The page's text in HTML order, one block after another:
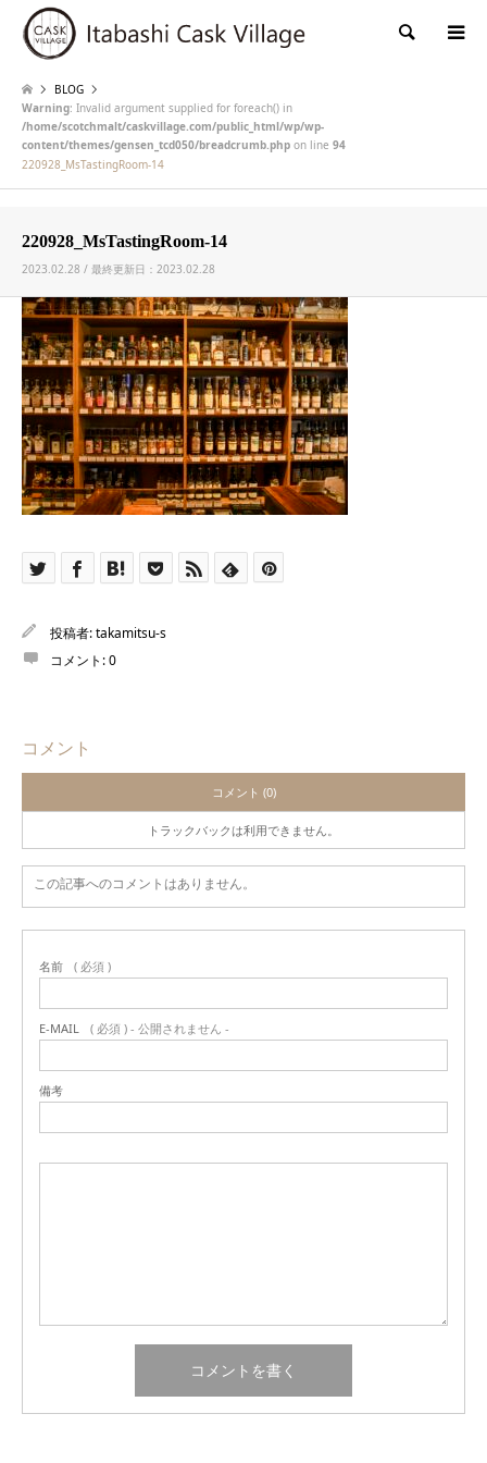
検索
BLOG
Warning: Invalid argument supplied for foreach() in
/home/scotchmalt/caskvillage.com/public_html/wp/wp-
content/themes/gensen_tcd050/breadcrumb.php on line 94
220928_MsTastingRoom-14
220928_MsTastingRoom-14
2023.02.28 / 最終更新日：2023.02.28
投稿者:takamitsu-s
コメント:0
コメント
コメント (0)
トラックバックは利用できません。
この記事へのコメントはありません。
名前 ( 必須 )
E-MAIL ( 必須 ) - 公開されません -
備考